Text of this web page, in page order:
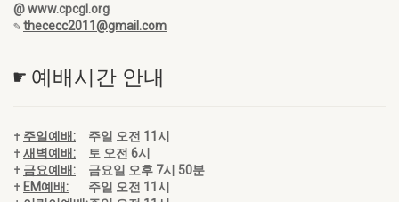
@ www.cpcgl.org
✎thececc2011@gmail.com
☛ 예배시간 안내
✝ 주일예배:
주일 오전 11시
✝새벽예배:
토 오전 6시
✝ 금요예배:
금요일 오후 7시 50분
✝ EM예배:
주일 오전 11시